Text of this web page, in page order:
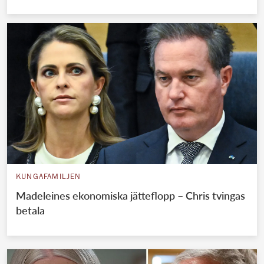
KUNGAFAMILJEN
Madeleines ekonomiska jätteflopp – Chris tvingas
betala